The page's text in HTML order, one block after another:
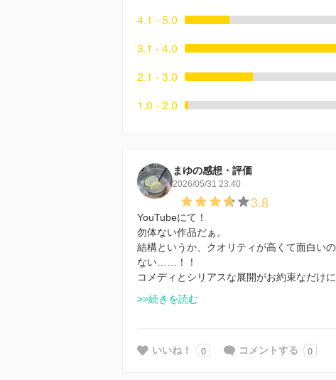
4.1 - 5.0
3.1 - 4.0
2.1 - 3.0
1.0 - 2.0
まゆの感想・評価
2026/05/31 23:40
3.8
YouTubeにて！
勿体ない作品だぁ。
結構というか、クオリティが高くて面白い
ない……！！
コメディとシリアスな展開がお約束なだけ
>>続きを読む
いいね！ 0 コメントする 0